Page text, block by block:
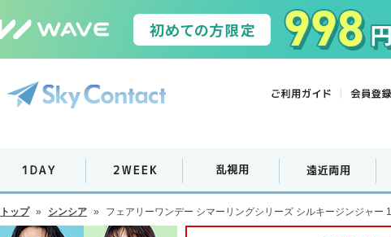
トップ » シンシア » フェアリーワンデー シマーリングシリーズ シルキージンジャー